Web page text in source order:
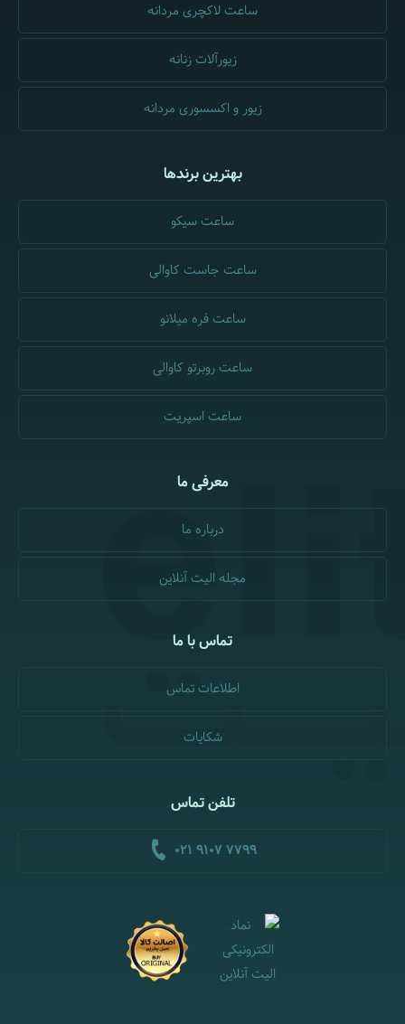
ساعت لاکچری مردانه
زیورآلات زنانه
زیور و اکسسوری مردانه
بهترین برندها
ساعت سیکو
ساعت جاست کاوالی
ساعت فره میلانو
ساعت روبرتو کاوالی
ساعت اسپریت
معرفی ما
درباره ما
مجله الیت آنلاین
تماس با ما
اطلاعات تماس
شکایات
تلفن تماس
021 9107 7799